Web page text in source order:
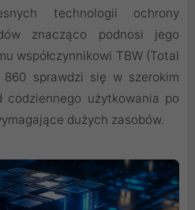
technologii ochrony
znacząco podnosi jego
współczynnikowi TBW (Total
860 sprawdzi się w szerokim
codziennego użytkowania po
dużych zasobów.